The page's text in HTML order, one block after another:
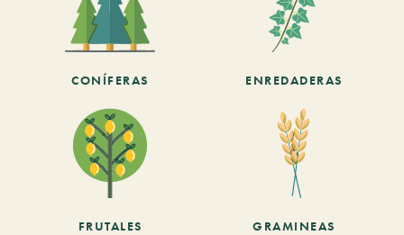
CONÍFERAS ENREDADERAS
FRUTALES GRAMINEAS